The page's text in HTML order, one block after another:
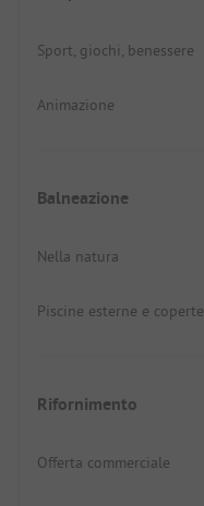
Sport, giochi, benessere
Animazione
Balneazione
Nella natura
Piscine esterne e coperte
Rifornimento
Offerta commerciale